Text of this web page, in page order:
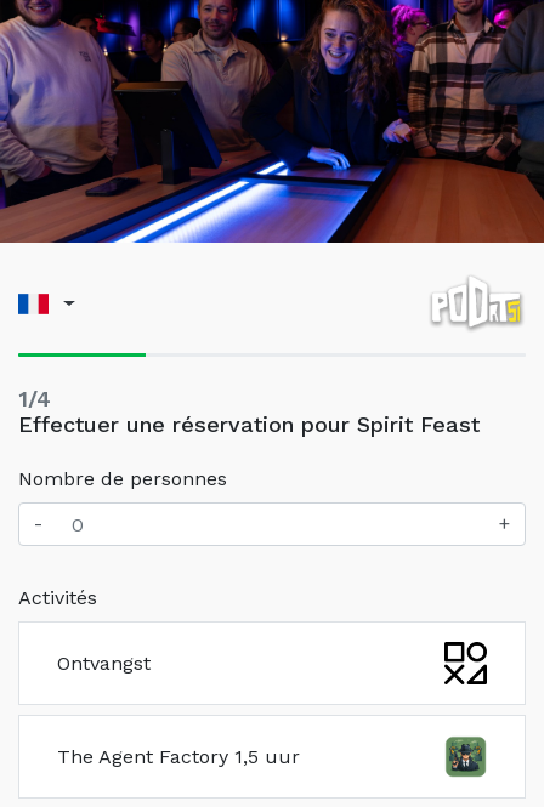
1/4
Effectuer une réservation pour Spirit Feast
Nombre de personnes
-
+
Activités
Ontvangst
The Agent Factory 1,5 uur